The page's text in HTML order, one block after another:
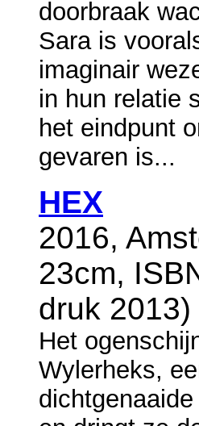
doorbraak
Sara is
imaginair
in hun relatie
het eindpunt
gevaren is...
HEX
2016,
23cm,
druk 2013)
Het
Wylerheks,